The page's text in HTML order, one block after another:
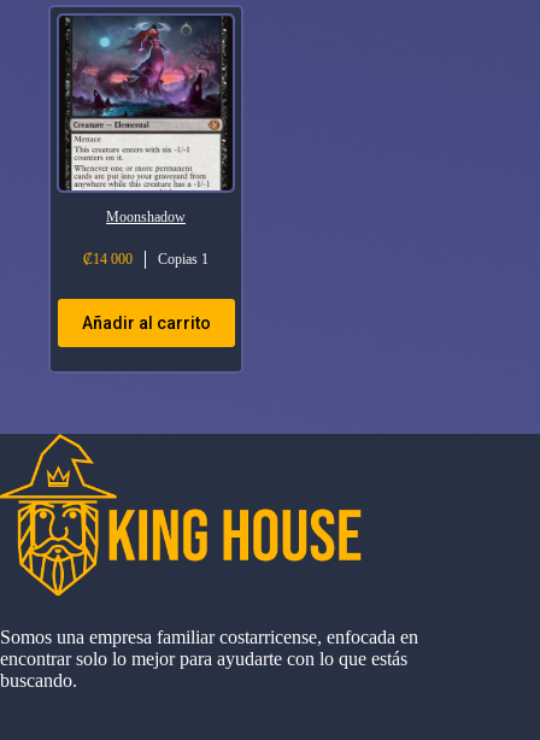
Moonshadow
₡14 000 Copias 1
Añadir al carrito
Somos una empresa familiar costarricense, enfocada en
encontrar solo lo mejor para ayudarte con lo que estás
buscando.